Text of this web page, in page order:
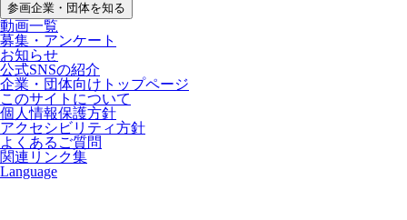
参画企業・団体を知る
動画一覧
募集・アンケート
お知らせ
公式SNSの紹介
企業・団体向けトップページ
このサイトについて
個人情報保護方針
アクセシビリティ方針
よくあるご質問
関連リンク集
Language